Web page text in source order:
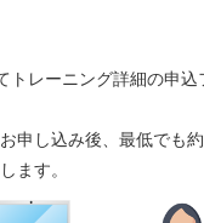
レーニング詳細の申込
申し込み後、最低でも
ます。